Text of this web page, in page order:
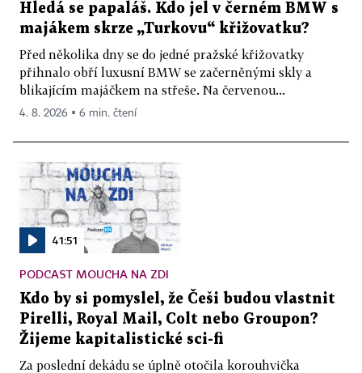
Hledá se papaláš. Kdo jel v černém BMW s
majákem skrze „Turkovu“ křižovatku?
Před několika dny se do jedné pražské křižovatky
přihnalo obří luxusní BMW se začerněnými skly a
blikajícím majáčkem na střeše. Na červenou...
4. 8. 2026 ▪ 6 min. čtení
41:51
PODCAST MOUCHA NA ZDI
Kdo by si pomyslel, že Češi budou vlastnit
Pirelli, Royal Mail, Colt nebo Groupon?
Žijeme kapitalistické sci-fi
Za poslední dekádu se úplně otočila korouhvička